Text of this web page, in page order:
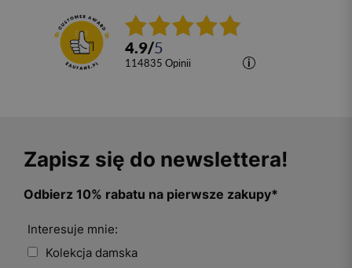
4.9/5
114835 opinii
Zapisz się do newslettera!
Odbierz 10% rabatu na pierwsze zakupy*
Interesuje mnie:
Kolekcja damska